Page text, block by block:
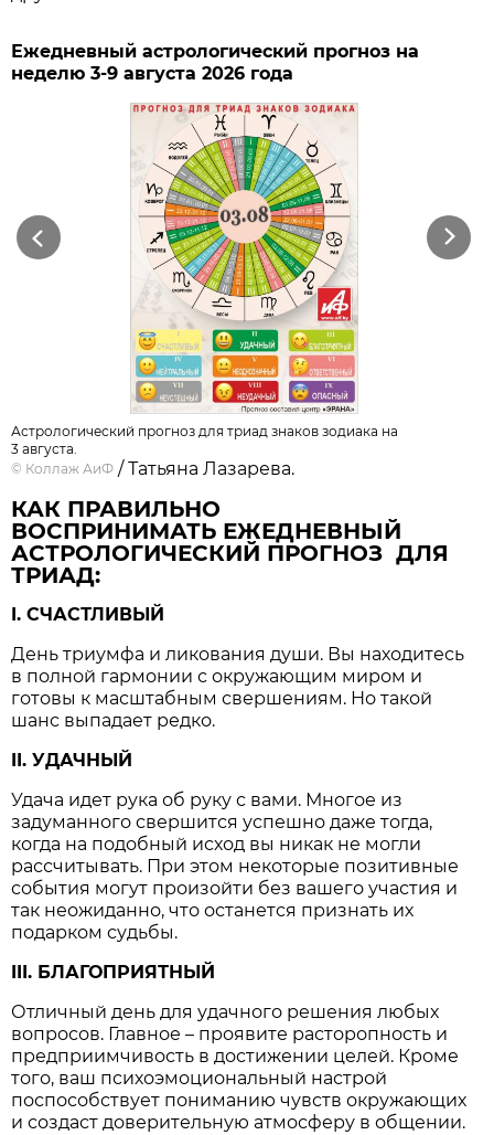
Ежедневный астрологический прогноз на
неделю 3-9 августа 2026 года
Previous Next
Астрологический прогноз для триад знаков зодиака на
3 августа.
© Коллаж АиФ / Татьяна Лазарева.
КАК ПРАВИЛЬНО
ВОСПРИНИМАТЬ ЕЖЕДНЕВНЫЙ
АСТРОЛОГИЧЕСКИЙ ПРОГНОЗ ДЛЯ
ТРИАД:
I. СЧАСТЛИВЫЙ
День триумфа и ликования души. Вы находитесь
в полной гармонии с окружающим миром и
готовы к масштабным свершениям. Но такой
шанс выпадает редко.
II. УДАЧНЫЙ
Удача идет рука об руку с вами. Многое из
задуманного свершится успешно даже тогда,
когда на подобный исход вы никак не могли
рассчитывать. При этом некоторые позитивные
события могут произойти без вашего участия и
так неожиданно, что останется признать их
подарком судьбы.
III. БЛАГОПРИЯТНЫЙ
Отличный день для удачного решения любых
вопросов. Главное – проявите расторопность и
предприимчивость в достижении целей. Кроме
того, ваш психоэмоциональный настрой
поспособствует пониманию чувств окружающих
и создаст доверительную атмосферу в общении.